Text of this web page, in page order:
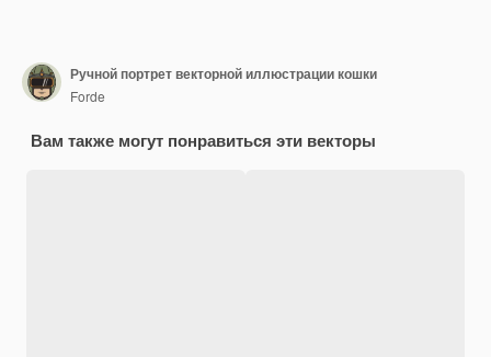
Ручной портрет векторной иллюстрации кошки
Forde
Вам также могут понравиться эти векторы